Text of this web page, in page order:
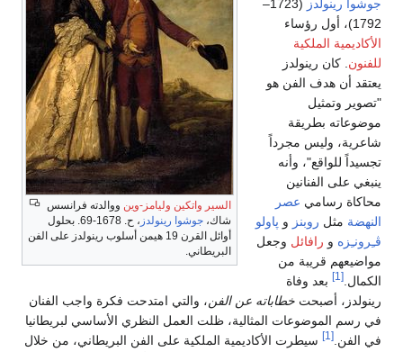
السير واتكين وليامز-وين ووالدته فرانسس
شاك، جوشوا رينولدز
، ح. 1678-69. بحلول
أوائل القرن 19 هيمن أسلوب رينولدز على الفن
البريطاني.
جوشوا رينولدز
(1723–
1792)، أول رؤساء
الأكاديمية الملكية
للفنون. كان رينولدز
يعتقد أن هدف الفن هو
"تصوير وتمثيل
موضوعاته بطريقة
شاعرية، وليس مجرداً
تجسيداً للواقع"، وأنه
ينبغي على الفنانين
محاكاة رسامي عصر
النهضة مثل روبنز و پاولو
ڤـِرونـِزه و رافائل وجعل
مواضيعهم قريبة من
الكمال.[1]
بعد وفاة
رينولدز، أصبحت خطاباته عن الفن، والتي امتدحت فكرة واجب الفنان
في رسم الموضوعات المثالية، ظلت العمل النظري الأساسي لبريطانيا
في الفن.[1]
سيطرت الأكاديمية الملكية على الفن البريطاني، من خلال